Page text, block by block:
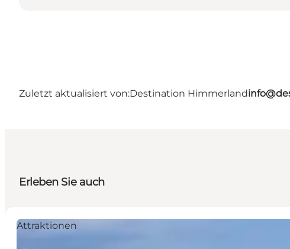
Zuletzt aktualisiert von:Destination Himmerland
Erleben Sie auch
Attraktionen